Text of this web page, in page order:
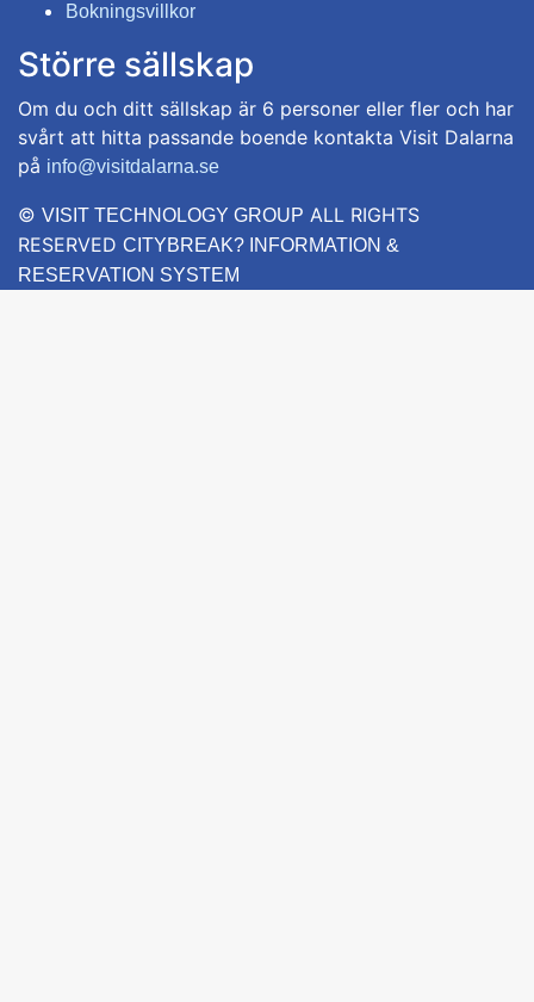
Bokningsvillkor
Större sällskap
Om du och ditt sällskap är 6 personer eller fler och har
svårt att hitta passande boende kontakta Visit Dalarna
på info@visitdalarna.se
© VISIT TECHNOLOGY GROUP ALL RIGHTS
RESERVED CITYBREAK? INFORMATION &
RESERVATION SYSTEM